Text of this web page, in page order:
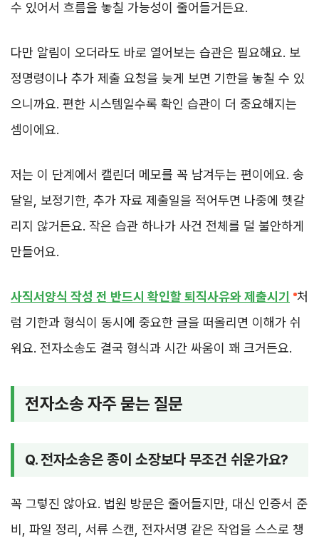
수 있어서 흐름을 놓칠 가능성이 줄어들거든요.
다만 알림이 오더라도 바로 열어보는 습관은 필요해요. 보
정명령이나 추가 제출 요청을 늦게 보면 기한을 놓칠 수 있
으니까요. 편한 시스템일수록 확인 습관이 더 중요해지는
셈이에요.
저는 이 단계에서 캘린더 메모를 꼭 남겨두는 편이에요. 송
달일, 보정기한, 추가 자료 제출일을 적어두면 나중에 헷갈
리지 않거든요. 작은 습관 하나가 사건 전체를 덜 불안하게
만들어요.
사직서양식 작성 전 반드시 확인할 퇴직사유와 제출시기
처
럼 기한과 형식이 동시에 중요한 글을 떠올리면 이해가 쉬
워요. 전자소송도 결국 형식과 시간 싸움이 꽤 크거든요.
전자소송 자주 묻는 질문
Q. 전자소송은 종이 소장보다 무조건 쉬운가요?
꼭 그렇진 않아요. 법원 방문은 줄어들지만, 대신 인증서 준
비, 파일 정리, 서류 스캔, 전자서명 같은 작업을 스스로 챙